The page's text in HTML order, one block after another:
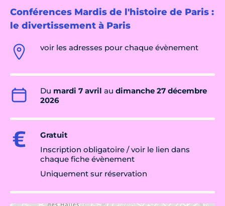
Conférences Mardis de l'histoire de Paris :
le divertissement à Paris
voir les adresses pour chaque évènement
Du mardi 7 avril au dimanche 27 décembre
2026
Gratuit
Inscription obligatoire / voir le lien dans
chaque fiche évènement
Uniquement sur réservation